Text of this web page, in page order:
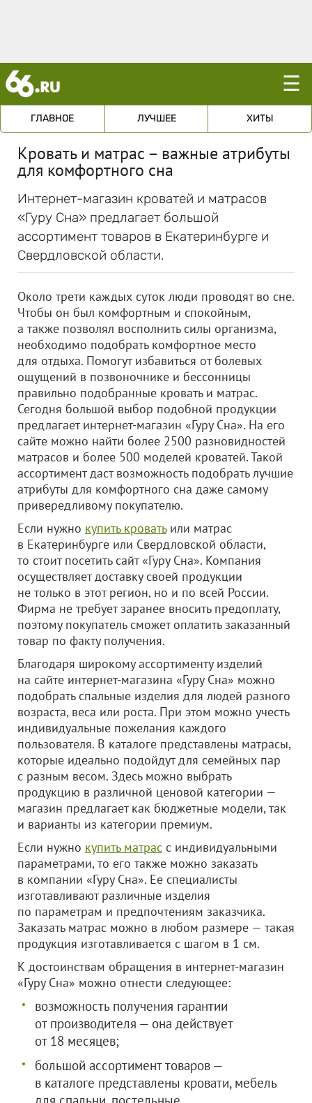
☰
ГЛАВНОЕ ЛУЧШЕЕ ХИТЫ
Кровать и матрас – важные атрибуты
для комфортного сна
Интернет-магазин кроватей и матрасов
«Гуру Сна» предлагает большой
ассортимент товаров в Екатеринбурге и
Свердловской области.
Около трети каждых суток люди проводят во сне.
Чтобы он был комфортным и спокойным,
а также позволял восполнить силы организма,
необходимо подобрать комфортное место
для отдыха. Помогут избавиться от болевых
ощущений в позвоночнике и бессонницы
правильно подобранные кровать и матрас.
Сегодня большой выбор подобной продукции
предлагает интернет-магазин «Гуру Сна». На его
сайте можно найти более 2500 разновидностей
матрасов и более 500 моделей кроватей. Такой
ассортимент даст возможность подобрать лучшие
атрибуты для комфортного сна даже самому
привередливому покупателю.
Если нужно купить кроватьили матрас
в Екатеринбурге или Свердловской области,
то стоит посетить сайт «Гуру Сна». Компания
осуществляет доставку своей продукции
не только в этот регион, но и по всей России.
Фирма не требует заранее вносить предоплату,
поэтому покупатель сможет оплатить заказанный
товар по факту получения.
Благодаря широкому ассортименту изделий
на сайте интернет-магазина «Гуру Сна» можно
подобрать спальные изделия для людей разного
возраста, веса или роста. При этом можно учесть
индивидуальные пожелания каждого
пользователя. В каталоге представлены матрасы,
которые идеально подойдут для семейных пар
с разным весом. Здесь можно выбрать
продукцию в различной ценовой категории —
магазин предлагает как бюджетные модели, так
и варианты из категории премиум.
Если нужно купить матрас с индивидуальными
параметрами, то его также можно заказать
в компании «Гуру Сна». Ее специалисты
изготавливают различные изделия
по параметрам и предпочтениям заказчика.
Заказать матрас можно в любом размере — такая
продукция изготавливается с шагом в 1 см.
К достоинствам обращения в интернет-магазин
«Гуру Сна» можно отнести следующее:
возможность получения гарантии
от производителя — она действует
от 18 месяцев;
большой ассортимент товаров —
в каталоге представлены кровати, мебель